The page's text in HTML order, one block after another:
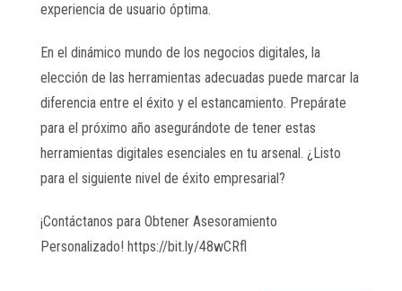
experiencia de usuario óptima.
En el dinámico mundo de los negocios digitales, la
elección de las herramientas adecuadas puede marcar la
diferencia entre el éxito y el estancamiento. Prepárate
para el próximo año asegurándote de tener estas
herramientas digitales esenciales en tu arsenal. ¿Listo
para el siguiente nivel de éxito empresarial?
¡Contáctanos para Obtener Asesoramiento
Personalizado! https://bit.ly/48wCRfl